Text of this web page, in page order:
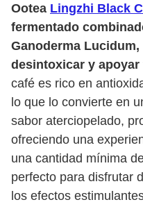
Ootea Lingzhi Black
fermentado
Ganoderma
desintoxicar y
café es rico en
lo que lo convierte en
sabor aterciopelado,
ofreciendo una
una cantidad mínima
perfecto para disfrutar
los efectos